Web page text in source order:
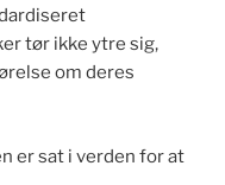
tør ikke ytre sig,
om deres
er sat i verden for at